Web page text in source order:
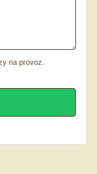
na provoz.